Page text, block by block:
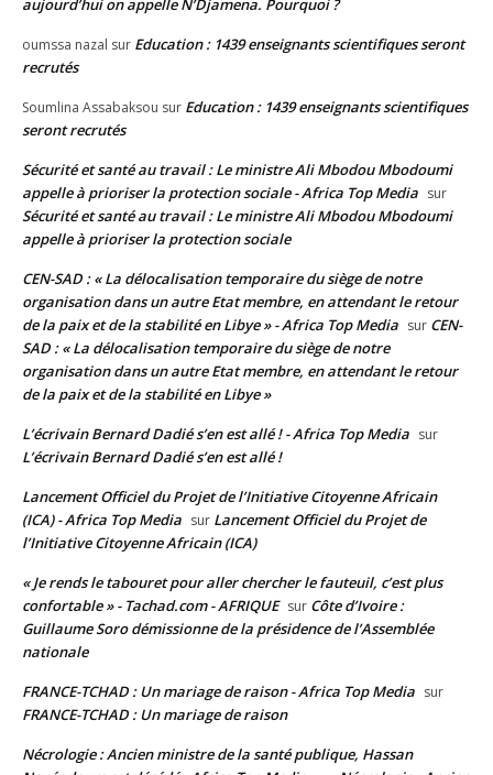
aujourd’hui on appelle N’Djamena. Pourquoi ?
oumssa nazal sur Education : 1439 enseignants scientifiques seront
recrutés
Soumlina Assabaksou sur Education : 1439 enseignants scientifiques
seront recrutés
Sécurité et santé au travail : Le ministre Ali Mbodou Mbodoumi
appelle à prioriser la protection sociale - Africa Top Media sur
Sécurité et santé au travail : Le ministre Ali Mbodou Mbodoumi
appelle à prioriser la protection sociale
CEN-SAD : « La délocalisation temporaire du siège de notre
organisation dans un autre Etat membre, en attendant le retour
de la paix et de la stabilité en Libye » - Africa Top Media sur CEN-
SAD : « La délocalisation temporaire du siège de notre
organisation dans un autre Etat membre, en attendant le retour
de la paix et de la stabilité en Libye »
L’écrivain Bernard Dadié s’en est allé ! - Africa Top Media sur
L’écrivain Bernard Dadié s’en est allé !
Lancement Officiel du Projet de l’Initiative Citoyenne Africain
(ICA) - Africa Top Media sur Lancement Officiel du Projet de
l’Initiative Citoyenne Africain (ICA)
« Je rends le tabouret pour aller chercher le fauteuil, c’est plus
confortable » - Tachad.com - AFRIQUE sur Côte d’Ivoire :
Guillaume Soro démissionne de la présidence de l’Assemblée
nationale
FRANCE-TCHAD : Un mariage de raison - Africa Top Media sur
FRANCE-TCHAD : Un mariage de raison
Nécrologie : Ancien ministre de la santé publique, Hassan